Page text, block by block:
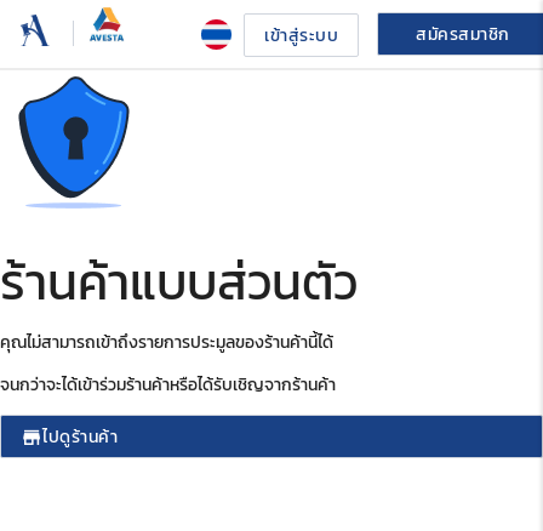
เข้าสู่ระบบ สมัครสมาชิก
ร้านค้าแบบส่วนตัว
คุณไม่สามารถเข้าถึงรายการประมูลของร้านค้านี้ได้
จนกว่าจะได้เข้าร่วมร้านค้าหรือได้รับเชิญจากร้านค้า
storeไปดูร้านค้า